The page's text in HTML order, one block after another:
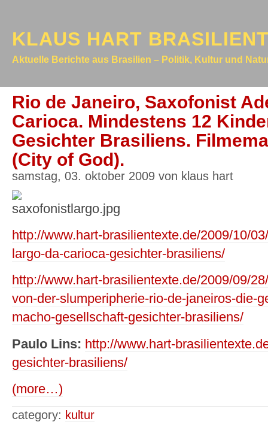
KLAUS HART
Aktuelle Berichte aus Brasilien – Politik, Kultur und
Rio de Janeiro, Saxofonist
Carioca. Mindestens 12
Gesichter Brasiliens.
(City of God).
samstag, 03. oktober 2009 von klaus hart
http://www.hart-brasilientexte.de/2009/10/
largo-da-carioca-gesichter-brasiliens/
http://www.hart-brasilientexte.de/2009/09/
von-der-slumperipherie-rio-de-janeiros-die-
macho-gesellschaft-gesichter-brasiliens/
Paulo Lins: http://www.hart-
gesichter-brasiliens/
(more…)
category: kultur